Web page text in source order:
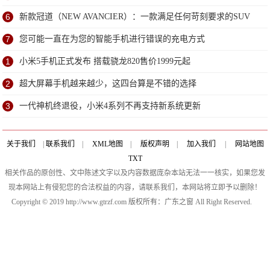
6 新款冠道（NEW AVANCIER）：一款满足任何苛刻要求的SUV
7 您可能一直在为您的智能手机进行错误的充电方式
1 小米5手机正式发布 搭载骁龙820售价1999元起
2 超大屏幕手机越来越少，这四台算是不错的选择
3 一代神机终退役，小米4系列不再支持新系统更新
关于我们 联系我们 XML地图 版权声明 加入我们
网站地图
TXT
相关作品的原创性、文中陈述文字以及内容数据庞杂本站无法一一核实，如果您发
现本网站上有侵犯您的合法权益的内容，请联系我们，本网站将立即予以删除！
Copyright © 2019 http://www.gtrzf.com 版权所有：广东之窗 All Right Reserved.